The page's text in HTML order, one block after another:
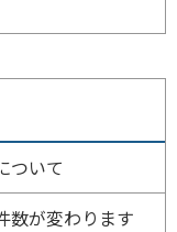
ついて
数が変わります